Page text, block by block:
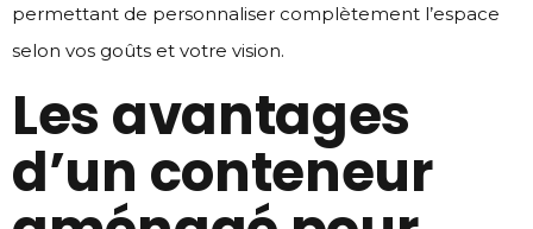
permettant de personnaliser complètement l’espace
selon vos goûts et votre vision.
Les avantages
d’un conteneur